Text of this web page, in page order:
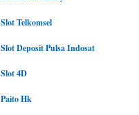
Slot Telkomsel
Slot Deposit Pulsa Indosat
Slot 4D
Paito Hk